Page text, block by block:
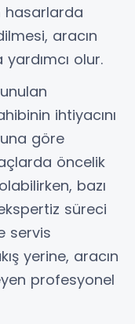
hasarlarda
aracın
yardımcı olur.
ihtiyacını
göre
öncelik
bazı
süreci
servis
yerine, aracın
profesyonel